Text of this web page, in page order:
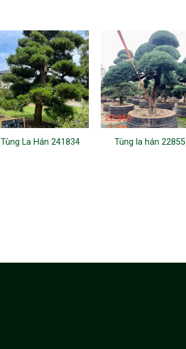
Tùng La Hán 241834 Tùng la hán 22855